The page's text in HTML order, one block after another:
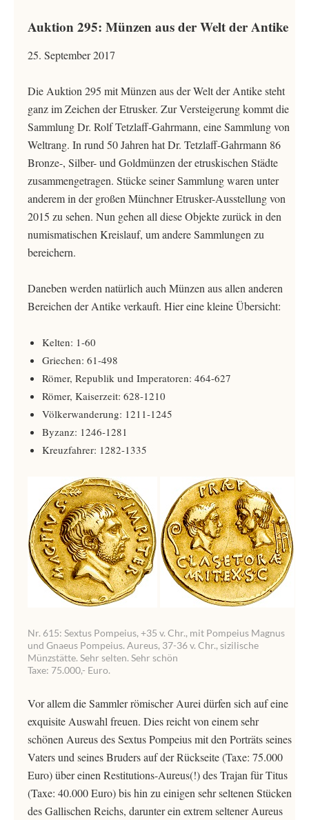
Auktion 295: Münzen aus der Welt der Antike
25. September 2017
Die Auktion 295 mit Münzen aus der Welt der Antike steht
ganz im Zeichen der Etrusker. Zur Versteigerung kommt die
Sammlung Dr. Rolf Tetzlaff-Gahrmann, eine Sammlung von
Weltrang. In rund 50 Jahren hat Dr. Tetzlaff-Gahrmann 86
Bronze-, Silber- und Goldmünzen der etruskischen Städte
zusammengetragen. Stücke seiner Sammlung waren unter
anderem in der großen Münchner Etrusker-Ausstellung von
2015 zu sehen. Nun gehen all diese Objekte zurück in den
numismatischen Kreislauf, um andere Sammlungen zu
bereichern.
Daneben werden natürlich auch Münzen aus allen anderen
Bereichen der Antike verkauft. Hier eine kleine Übersicht:
Kelten: 1-60
Griechen: 61-498
Römer, Republik und Imperatoren: 464-627
Römer, Kaiserzeit: 628-1210
Völkerwanderung: 1211-1245
Byzanz: 1246-1281
Kreuzfahrer: 1282-1335
Nr. 615: Sextus Pompeius, +35 v. Chr., mit Pompeius Magnus
und Gnaeus Pompeius. Aureus, 37-36 v. Chr., sizilische
Münzstätte. Sehr selten. Sehr schön
Taxe: 75.000,- Euro.
Vor allem die Sammler römischer Aurei dürfen sich auf eine
exquisite Auswahl freuen. Dies reicht von einem sehr
schönen Aureus des Sextus Pompeius mit den Porträts seines
Vaters und seines Bruders auf der Rückseite (Taxe: 75.000
Euro) über einen Restitutions-Aureus(!) des Trajan für Titus
(Taxe: 40.000 Euro) bis hin zu einigen sehr seltenen Stücken
des Gallischen Reichs, darunter ein extrem seltener Aureus